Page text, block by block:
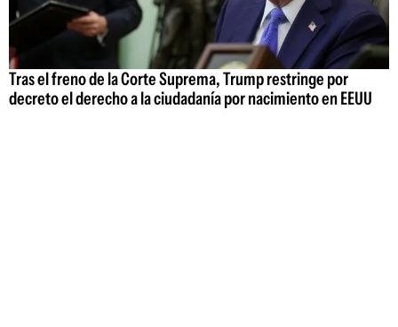
Tras el freno de la Corte Suprema, Trump restringe por
decreto el derecho a la ciudadanía por nacimiento en EEUU